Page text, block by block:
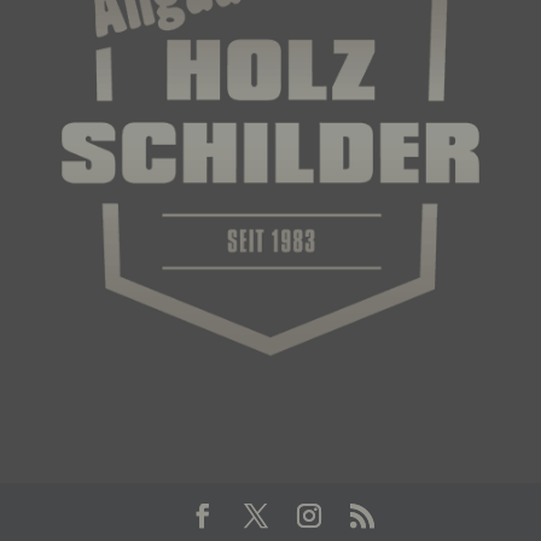
e) Profiling
Profiling ist jede Art der automatisierten
Verarbeitung personenbezogener Daten, die darin
besteht, dass diese personenbezogenen Daten
verwendet werden, um bestimmte persönliche
Aspekte, die sich auf eine natürliche Person
bezüglich Arbeitsleistung, wirtschaftlicher Lage,
Gesundheit, persönlicher Vorlieben, Interessen,
Zuverlässigkeit, Verhalten, Aufenthaltsort oder
Ortswechsel dieser natürlichen Person zu
analysieren oder vorherzusagen.
Hinzuziehung zusätzlicher Informationen nicht
mehr einer spezifischen betroffenen Person